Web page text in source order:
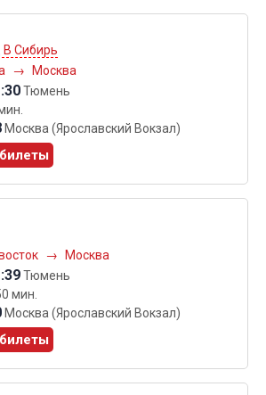
В Сибирь
→ Москва
Тюмень
Москва (Ярославский Вокзал)
→ Москва
Тюмень
мин.
Москва (Ярославский Вокзал)